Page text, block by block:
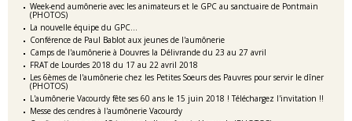
Week-end aumônerie avec les animateurs et le GPC au sanctuaire de Pontmain
(PHOTOS)
La nouvelle équipe du GPC...
Conférence de Paul Bablot aux jeunes de l'aumônerie
Camps de l'aumônerie à Douvres la Délivrande du 23 au 27 avril
FRAT de Lourdes 2018 du 17 au 22 avril 2018
Les 6èmes de l'aumônerie chez les Petites Soeurs des Pauvres pour servir le dîner
(PHOTOS)
L'aumônerie Vacourdy fête ses 60 ans le 15 juin 2018 ! Téléchargez l'invitation !!
Messe des cendres à l'aumônerie Vacourdy